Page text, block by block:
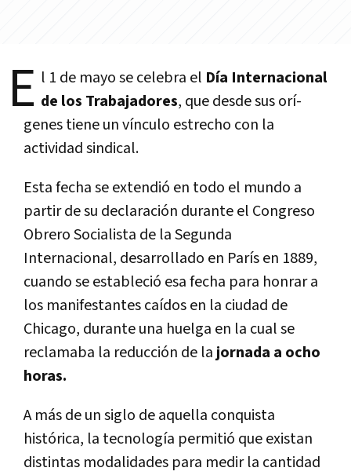
E l 1 de mayo se celebra el Dí­a Internacional
de los Trabajadores, que desde sus orí­
genes tiene un ví­nculo estrecho con la
actividad sindical.
Esta fecha se extendió en todo el mundo a
partir de su declaración durante el Congreso
Obrero Socialista de la Segunda
Internacional, desarrollado en Parí­s en 1889,
cuando se estableció esa fecha para honrar a
los manifestantes caí­dos en la ciudad de
Chicago, durante una huelga en la cual se
reclamaba la reducción de lajornada a ocho
horas.
A más de un siglo de aquella conquista
histórica, la tecnologí­a permitió que existan
distintas modalidades para medir la cantidad